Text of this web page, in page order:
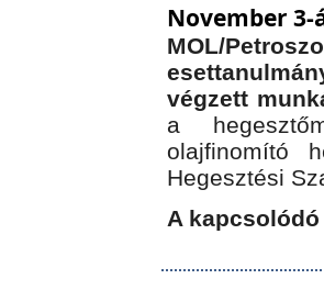
November
MOL/
végzett
a
olajfinomító
Hegesztési
A